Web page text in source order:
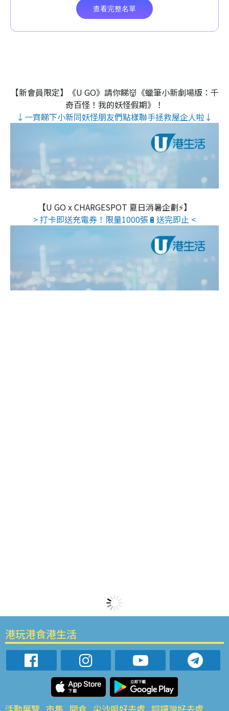
【新會員限定】《U GO》請你睇👹《蠟筆小新劇場版：千
奇百怪！我的妖怪假期》！
↓一齊睇下小新同妖怪朋友們點樣聯手拯救屋企人啦↓
【U GO x CHARGESPOT 夏日消暑企劃⚡】
> 打卡即送充電券！限量1000張🔋送完即止 <
港玩港食港生活